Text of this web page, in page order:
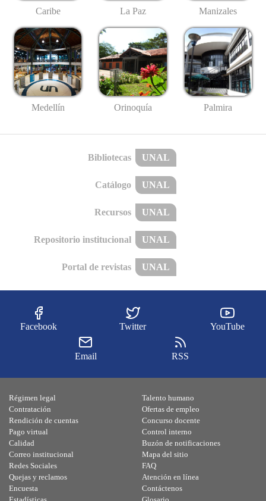
Caribe La Paz Manizales
Medellín Orinoquía Palmira
Bibliotecas UNAL
Catálogo UNAL
Recursos UNAL
Repositorio institucional UNAL
Portal de revistas UNAL
Facebook Twitter YouTube
Email RSS
Régimen legal
Contratación
Rendición de cuentas
Pago virtual
Calidad
Talento humano
Ofertas de empleo
Concurso docente
Control interno
Buzón de notificaciones
Correo institucional
Redes Sociales
Quejas y reclamos
Encuesta
Mapa del sitio
FAQ
Atención en línea
Contáctenos